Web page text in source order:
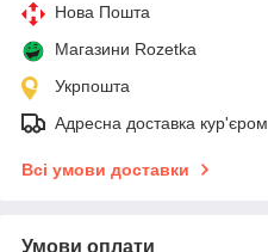
Нова Пошта
Магазини Rozetka
Укрпошта
Адресна доставка кур'єром
Всі умови доставки
Умови оплати